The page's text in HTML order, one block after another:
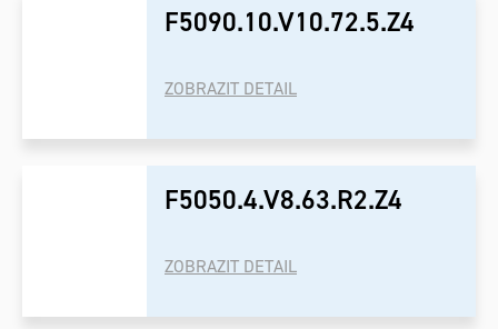
F5090.10.V10.72.5.Z4
ZOBRAZIT DETAIL
F5050.4.V8.63.R2.Z4
ZOBRAZIT DETAIL